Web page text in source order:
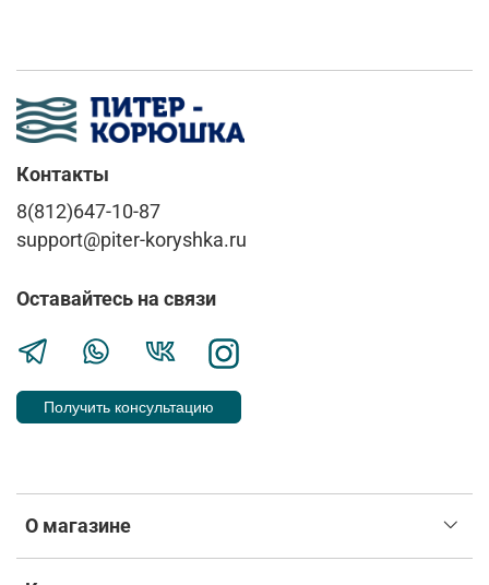
О магазине
Контакты
8(812)647-10-87
support@piter-koryshka.ru
Оставайтесь на связи
Получить консультацию